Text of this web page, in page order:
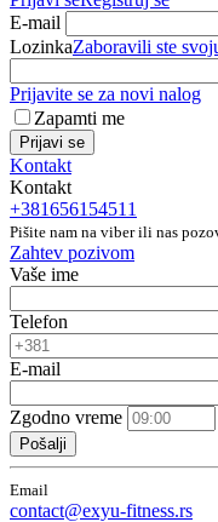
E-mail
LozinkaZaboravili ste
Prijavite se za novi nalog
Zapamti me
Prijavi se
Kontakt
Kontakt
+381656154511
Pišite nam na viber ili nas
Zahtev pozivom
Vaše ime
Telefon
E-mail
Zgodno vreme
Pošalji
Email
contact@exyu-fitness.rs